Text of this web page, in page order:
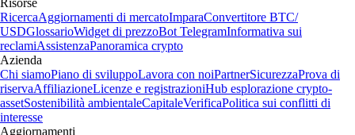
Risorse
RicercaAggiornamenti di mercatoImparaConvertitore BTC/
USDGlossarioWidget di prezzoBot TelegramInformativa sui
reclamiAssistenzaPanoramica crypto
Azienda
Chi siamoPiano di sviluppoLavora con noiPartnerSicurezzaProva di
riservaAffiliazioneLicenze e registrazioniHub esplorazione crypto-
assetSostenibilità ambientaleCapitaleVerificaPolitica sui conflitti di
interesse
Aggiornamenti